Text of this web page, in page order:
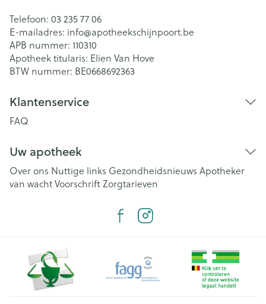
Telefoon: 03 235 77 06
E-mailadres: info@apotheekschijnpoort.be
APB nummer: 110310
Apotheek titularis: Elien Van Hove
BTW nummer: BE0668692363
Klantenservice
FAQ
Uw apotheek
Over ons Nuttige links Gezondheidsnieuws Apotheker
van wachtVoorschriftZorgtarieven